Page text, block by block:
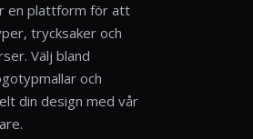
en plattform för att
trycksaker och
Välj bland
och
din design med vår